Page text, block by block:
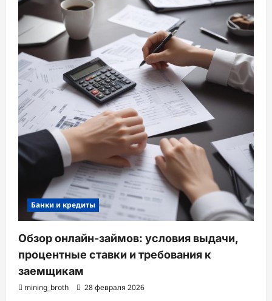
Банки и кредиты
Обзор онлайн-займов: условия выдачи,
процентные ставки и требования к
заемщикам
mining_broth 28 февраля 2026